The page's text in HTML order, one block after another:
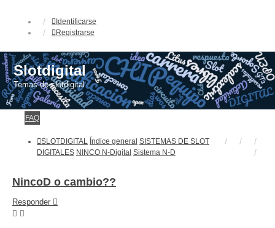
Identificarse
Registrarse
Slotdigital
Temas de slotdigital
FAQ
SLOTDIGITAL Índice general SISTEMAS DE SLOT
DIGITALES NINCO N-Digital Sistema N-D
NincoD o cambio??
Responder